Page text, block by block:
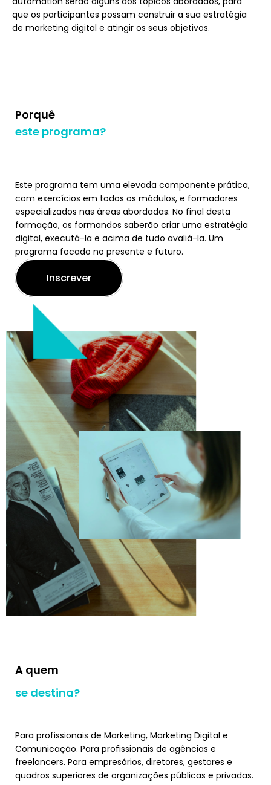
que os participantes possam construir a sua estratégia
de marketing digital e atingir os seus objetivos.
Porquê
este programa?
Este programa tem uma elevada componente prática,
com exercícios em todos os módulos, e formadores
especializados nas áreas abordadas. No final desta
formação, os formandos saberão criar uma estratégia
digital, executá-la e acima de tudo avaliá-la. Um
programa focado no presente e futuro.
Inscrever
A quem
se destina?
Para profissionais de Marketing, Marketing Digital e
Comunicação. Para profissionais de agências e
freelancers. Para empresários, diretores, gestores e
quadros superiores de organizações públicas e privadas.